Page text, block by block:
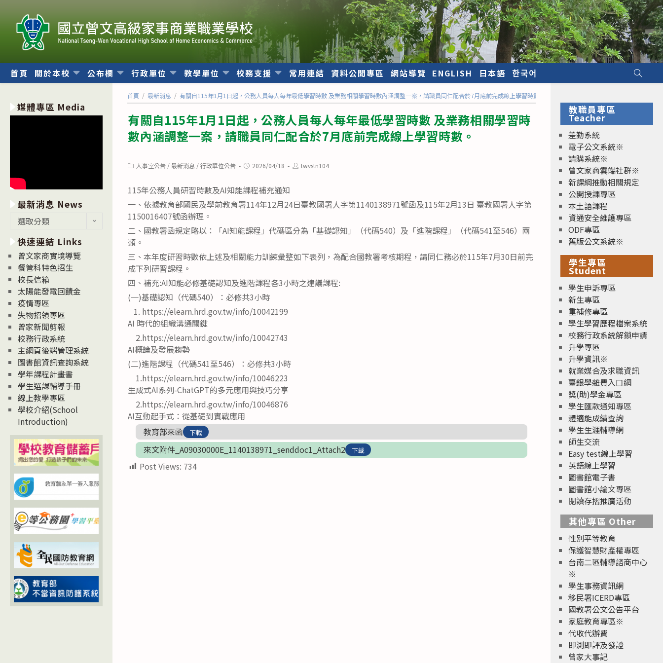
內
首頁 關於本校 公布欄 行政單位 教學單位 校務支援 常用連結 資料公開專區 網站導覽 ENGLISH 日本語 한국어
首頁 / 最新消息 / 有關自115年1月1日起，公務人員每人每年最低學習時數 及業務相關學習時數內涵調整一案，請職員同仁配合於7月底前完成線上學習時數。
有關自115年1月1日起，公務人員每人每年最低學習時數 及業務相關學習時
數內涵調整一案，請職員同仁配合於7月底前完成線上學習時數。
Post人事室公告 / 最新消息 / 行政單位公告
Post2026/04/18
Posttwvstn104
115年公務人員研習時數及AI知能課程補充通知
一、依據教育部國民及學前教育署114年12月24日臺教國署人字第1140138971號函及115年2月13日 臺教國署人字第
1150016407號函辦理。
二、國教署函規定略以：「AI知能課程」代碼區分為「基礎認知」（代碼540）及「進階課程」（代碼541至546）兩
類。
三、本年度研習時數依上述及相關能力訓練彙整如下表列，為配合國教署考核期程，請同仁務必於115年7月30日前完
成下列研習課程。
四、補充:AI知能必修基礎認知及進階課程各3小時之建議課程:
(一)基礎認知（代碼540）：必修共3小時
1. https://elearn.hrd.gov.tw/info/10042199
AI 時代的組織溝通關鍵
2.https://elearn.hrd.gov.tw/info/10042743
AI概論及發展趨勢
(二)進階課程（代碼541至546）：必修共3小時
1.https://elearn.hrd.gov.tw/info/10046223
生成式AI系列-ChatGPT的多元應用與技巧分享
2.https://elearn.hrd.gov.tw/info/10046876
AI互動起手式：從基礎到實戰應用
教育部來函
下載
來文附件_A09030000E_1140138971_senddoc1_Attach2 下載
Post Views: 734
媒體專區 Media
最新消息 News
消
息
News
選取分類
快速連結 Links
曾文家商實境導覽
餐管科特色招生
校長信箱
太陽能發電回饋金
疫情專區
失物招領專區
曾家新聞剪報
校務行政系統
主網頁後端管理系統
圖書館資訊查詢系統
學年課程計畫書
學生選課輔導手冊
線上教學專區
學校介紹(School
Introduction)
教職員專區
Teacher
差勤系統
電子公文系統※
請購系統※
曾文家商雲端社群※
新課綱推動相關規定
公開授課專區
本土語課程
資通安全維護專區
ODF專區
舊版公文系統※
學生專區
Student
學生申訴專區
新生專區
重補修專區
學生學習歷程檔案系統
校務行政系統解鎖申請
升學專區
升學資訊※
就業媒合及求職資訊
臺銀學雜費入口網
獎(助)學金專區
學生匯款通知專區
體適能成績查詢
學生生涯輔導網
師生交流
Easy test線上學習
英語線上學習
圖書館電子書
圖書館小論文專區
閱讀存摺推廣活動
其他專區 Other
性別平等教育
保護智慧財產權專區
台南二區輔導諮商中心
※
學生事務資訊網
移民署ICERD專區
國教署公文公告平台
家庭教育專區※
代收代辦費
即測即評及發證
曾家大事記